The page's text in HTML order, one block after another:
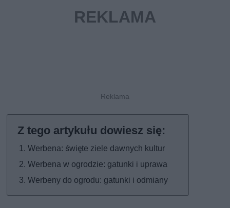
Werbena: święte ziele dawnych kultur
Werbena w ogrodzie: gatunki i uprawa
Werbeny do ogrodu: gatunki i odmiany